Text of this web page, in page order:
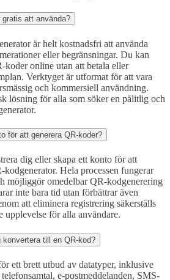
gratis att använda?
är helt kostnadsfri att använda
eller begränsningar. Du kan
koder online utan att betala eller
Verktyget är utformat för att vara
och kommersiell användning.
lösning för alla som söker en pålitlig och
för att generera QR-koder?
dig eller skapa ett konto för att
Hela processen fungerar
möjliggör omedelbar QR-kodgenerering
inte bara tid utan förbättrar även
att eliminera registrering säkerställs
upplevelse för alla användare.
till en QR-kod?
ett brett utbud av datatyper, inklusive
e-postmeddelanden, SMS-